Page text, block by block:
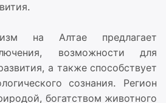
на Алтае предлагает
возможности для
а также способствует
сознания. Регион
богатством животного